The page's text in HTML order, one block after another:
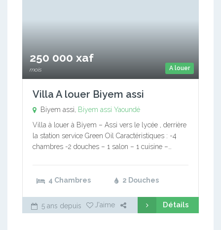
A louer
250 000 xaf
mois
Villa A louer Biyem assi
Biyem assi, Biyem assi Yaoundé
Villa à louer à Biyem – Assi vers le lycée , derrière
la station service Green Oil Caractéristiques : -4
chambres -2 douches – 1 salon – 1 cuisine –…
4 Chambres 2 Douches
5 ans depuis J'aime Détails